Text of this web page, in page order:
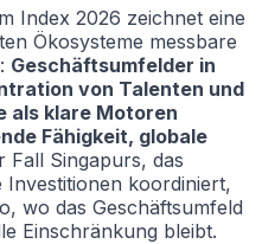
Index 2026 zeichnet eine
Ökosysteme messbare
Geschäftsumfelder in
von Talenten und
als klare Motoren
Fähigkeit, globale
Fall Singapurs, das
koordiniert,
wo das Geschäftsumfeld
Einschränkung bleibt.